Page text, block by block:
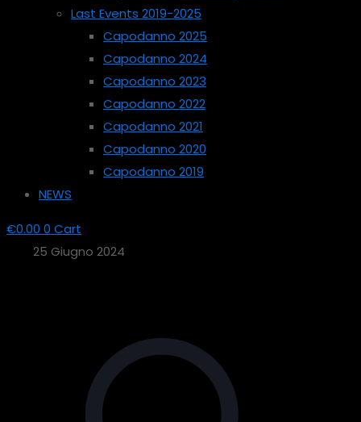
Last Events 2019-2025
Capodanno 2025
Capodanno 2024
Capodanno 2023
Capodanno 2022
Capodanno 2021
Capodanno 2020
Capodanno 2019
NEWS
€0.00 0 Cart
25 Giugno 2024